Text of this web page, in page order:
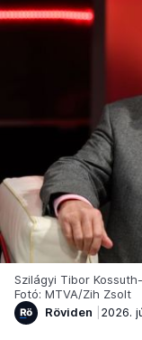
Szilágyi Tibor
Fotó: MTVA/Zih Zsolt
Röviden
2026.